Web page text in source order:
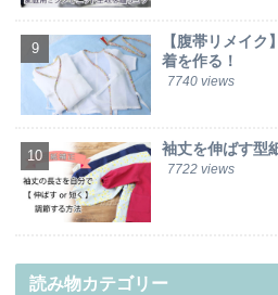
【腹帯リメイ
着を作る！
7740 views
袖丈を伸ばす型
7722 views
読み物カテゴリー